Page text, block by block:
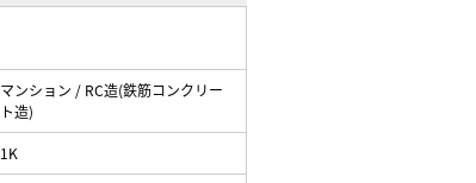
マンション / RC造(鉄筋コンクリー
ト造)
1K